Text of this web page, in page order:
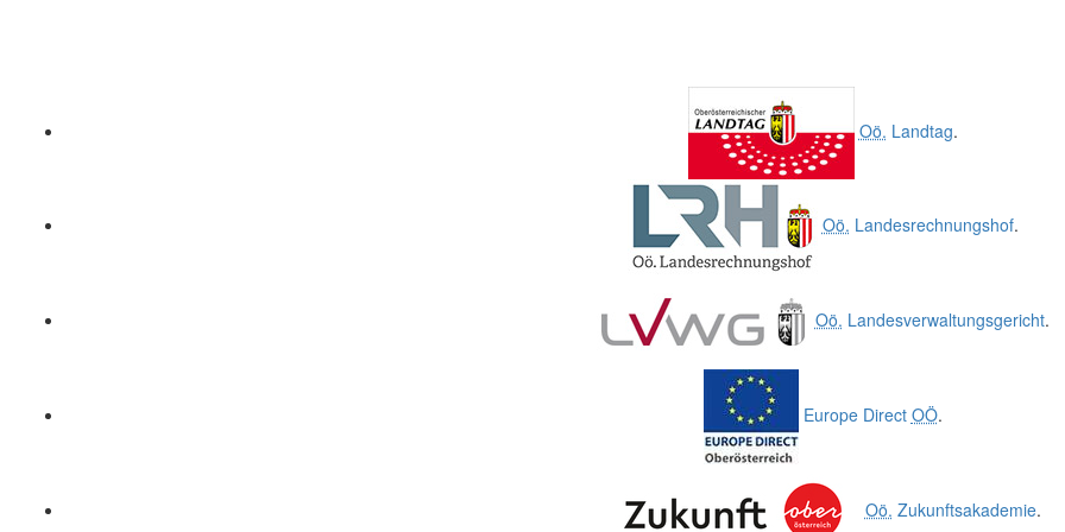
Oö. Landtag.
Oö. Landesrechnungshof.
Oö. Landesverwaltungsgericht.
Europe Direct OÖ.
Oö. Zukunftsakademie.